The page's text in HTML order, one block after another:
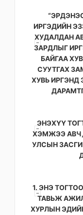
ИРГЭДИЙН
ХУДАЛДАН
ЗАРДЛЫГ
БАЙГАА
СУУТГАХ
ХУВЬ ИРГЭНД
ЭНЭХҮҮ
ХЭМЖЭЭ
УЛСЫН
1. ЭНЭ
ТАВЬЖ
ХУРЛЫН